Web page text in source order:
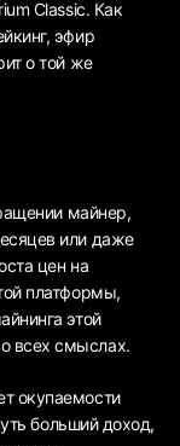
Classic. Как
эфир
о той же
майнер,
или даже
цен на
платформы,
этой
всех смыслах.
окупаемости
больший доход,